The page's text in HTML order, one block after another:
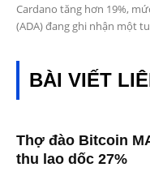
Cardano tăng hơn 19%,
(ADA) đang ghi nhận một
BÀI VIẾT
Thợ đào Bitcoin
thu lao dốc 27%